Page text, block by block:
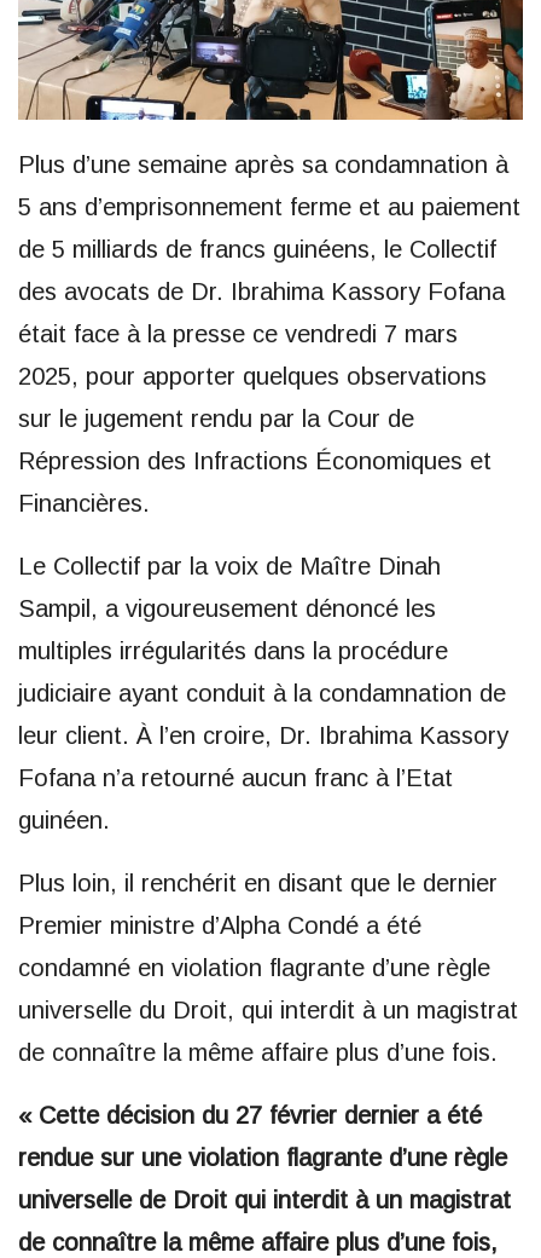
Plus d’une semaine après sa condamnation à
5 ans d’emprisonnement ferme et au paiement
de 5 milliards de francs guinéens, le Collectif
des avocats de Dr. Ibrahima Kassory Fofana
était face à la presse ce vendredi 7 mars
2025, pour apporter quelques observations
sur le jugement rendu par la Cour de
Répression des Infractions Économiques et
Financières.
Le Collectif par la voix de Maître Dinah
Sampil, a vigoureusement dénoncé les
multiples irrégularités dans la procédure
judiciaire ayant conduit à la condamnation de
leur client. À l’en croire, Dr. Ibrahima Kassory
Fofana n’a retourné aucun franc à l’Etat
guinéen.
Plus loin, il renchérit en disant que le dernier
Premier ministre d’Alpha Condé a été
condamné en violation flagrante d’une règle
universelle du Droit, qui interdit à un magistrat
de connaître la même affaire plus d’une fois.
« Cette décision du 27 février dernier a été
rendue sur une violation flagrante d’une règle
universelle de Droit qui interdit à un magistrat
de connaître la même affaire plus d’une fois,